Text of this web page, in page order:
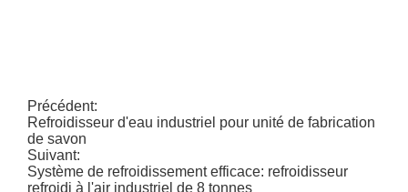
Précédent:
Refroidisseur d'eau industriel pour unité de fabrication
de savon
Suivant:
Système de refroidissement efficace: refroidisseur
refroidi à l'air industriel de 8 tonnes